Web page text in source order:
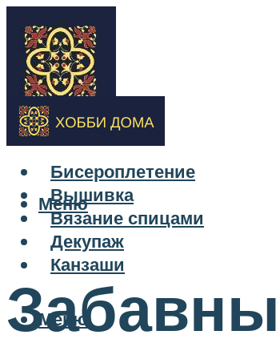
Бисероплетение
Вышивка
Вязание спицами
Декупаж
Канзаши
Меню
Меню